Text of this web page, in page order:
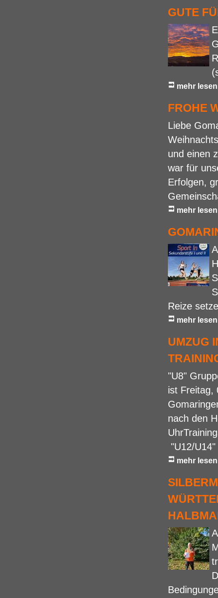
GUTE
mehr lesen
FROHE
Liebe
und einen
war für
Erfolgen,
mehr lesen
Reize
mehr lesen
UMZUG
"U8"
ist Freitag,
nach den
"U12/
mehr lesen